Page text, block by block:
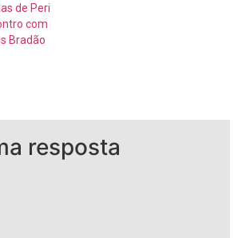
de Peri
com
Bradão
resposta